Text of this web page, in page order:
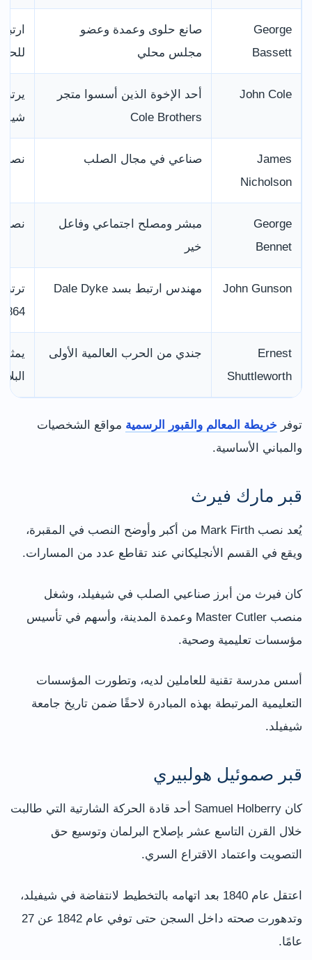
George
Bassett
صانع حلوى وعمدة وعضو
مجلس محلي
John Cole
أحد الإخوة الذين أسسوا متجر
Cole Brothers
James
Nicholson
صناعي في مجال الصلب
George
Bennet
مبشر ومصلح اجتماعي وفاعل
خير
John Gunson مهندس ارتبط بسد Dale Dyke
1864
Ernest
Shuttleworth
جندي من الحرب العالمية الأولى
يمثل
البلاد
توفر خريطة المعالم والقبور الرسمية مواقع الشخصيات
والمباني الأساسية.
قبر مارك فيرث
يُعد نصب Mark Firth من أكبر وأوضح النصب في المقبرة،
ويقع في القسم الأنجليكاني عند تقاطع عدد من المسارات.
كان فيرث من أبرز صناعيي الصلب في شيفيلد، وشغل
منصب Master Cutler وعمدة المدينة، وأسهم في تأسيس
مؤسسات تعليمية وصحية.
أسس مدرسة تقنية للعاملين لديه، وتطورت المؤسسات
التعليمية المرتبطة بهذه المبادرة لاحقًا ضمن تاريخ جامعة
شيفيلد.
قبر صموئيل هولبيري
كان Samuel Holberry أحد قادة الحركة الشارتية التي طالبت
خلال القرن التاسع عشر بإصلاح البرلمان وتوسيع حق
التصويت واعتماد الاقتراع السري.
اعتقل عام 1840 بعد اتهامه بالتخطيط لانتفاضة في شيفيلد،
وتدهورت صحته داخل السجن حتى توفي عام 1842 عن 27
عامًا.